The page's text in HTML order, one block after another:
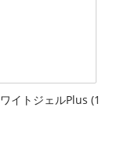
イトジェルPlus (1